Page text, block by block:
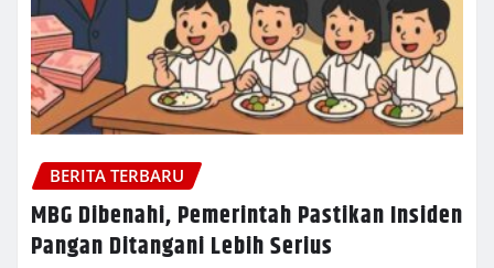
BERITA TERBARU
MBG Dibenahi, Pemerintah Pastikan Insiden
Pangan Ditangani Lebih Serius